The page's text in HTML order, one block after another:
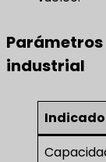
industrial